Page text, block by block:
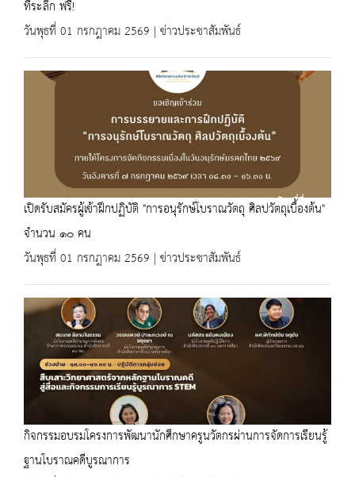
ที่ระลึก ฟรี!
วันพุธที่ 01 กรกฎาคม 2569 | ข่าวประชาสัมพันธ์
เปิดรับสมัครผู้เข้าฝึกปฏิบัติ "การอนุรักษ์โบราณวัตถุ ศิลปวัตถุเบื้องต้น"
จำนวน ๑๐ คน
วันพุธที่ 01 กรกฎาคม 2569 | ข่าวประชาสัมพันธ์
กิจกรรมอบรมโครงการพัฒนานักศึกษาครูนวัตกรผ่านการจัดการเรียนรู้
ฐานโบราณคดีบูรณาการ